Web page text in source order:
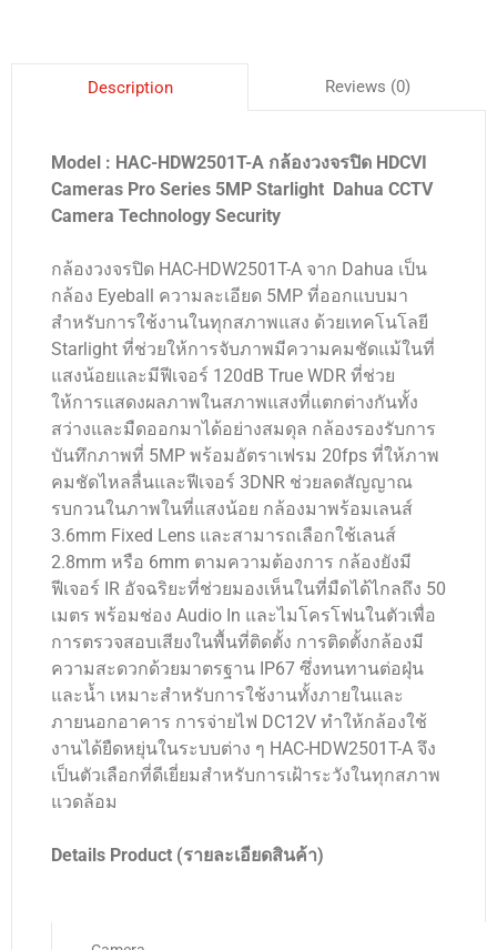
Description Reviews (0)
Model : HAC-HDW2501T-A กล้องวงจรปิด HDCVI
Cameras Pro Series 5MP Starlight Dahua CCTV
Camera Technology Security
กล้องวงจรปิด HAC-HDW2501T-A จาก Dahua เป็น
กล้อง Eyeball ความละเอียด 5MP ที่ออกแบบมา
สำหรับการใช้งานในทุกสภาพแสง ด้วยเทคโนโลยี
Starlight ที่ช่วยให้การจับภาพมีความคมชัดแม้ในที่
แสงน้อยและมีฟีเจอร์ 120dB True WDR ที่ช่วย
ให้การแสดงผลภาพในสภาพแสงที่แตกต่างกันทั้ง
สว่างและมืดออกมาได้อย่างสมดุล กล้องรองรับการ
บันทึกภาพที่ 5MP พร้อมอัตราเฟรม 20fps ที่ให้ภาพ
คมชัดไหลลื่นและฟีเจอร์ 3DNR ช่วยลดสัญญาณ
รบกวนในภาพในที่แสงน้อย กล้องมาพร้อมเลนส์
3.6mm Fixed Lens และสามารถเลือกใช้เลนส์
2.8mm หรือ 6mm ตามความต้องการ กล้องยังมี
ฟีเจอร์ IR อัจฉริยะที่ช่วยมองเห็นในที่มืดได้ไกลถึง 50
เมตร พร้อมช่อง Audio In และไมโครโฟนในตัวเพื่อ
การตรวจสอบเสียงในพื้นที่ติดตั้ง การติดตั้งกล้องมี
ความสะดวกด้วยมาตรฐาน IP67 ซึ่งทนทานต่อฝุ่น
และน้ำ เหมาะสำหรับการใช้งานทั้งภายในและ
ภายนอกอาคาร การจ่ายไฟ DC12V ทำให้กล้องใช้
งานได้ยืดหยุ่นในระบบต่าง ๆ HAC-HDW2501T-A จึง
เป็นตัวเลือกที่ดีเยี่ยมสำหรับการเฝ้าระวังในทุกสภาพ
แวดล้อม
Details Product (รายละเอียดสินค้า)